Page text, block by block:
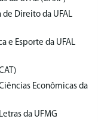
Direito da UFAL
e Esporte da UFAL
Econômicas da
da UFMG